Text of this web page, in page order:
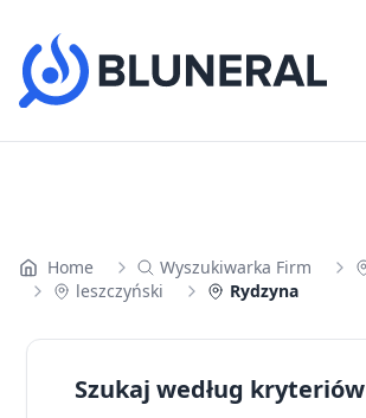
Home Wyszukiwarka Firm
leszczyński
Rydzyna
Szukaj według kryteriów